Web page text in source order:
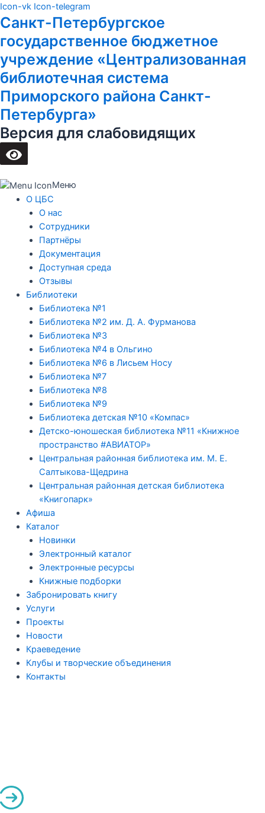
Перейти
к
Icon-vk Icon-telegram
Санкт-Петербургское
государственное бюджетное
учреждение «Централизованная
библиотечная система
Приморского района Санкт-
Петербурга»
Версия для слабовидящих
Меню
О ЦБС
О нас
Сотрудники
Партнёры
Документация
Доступная среда
Отзывы
Библиотеки
Библиотека №1
Библиотека №2 им. Д. А. Фурманова
Библиотека №3
Библиотека №4 в Ольгино
Библиотека №6 в Лисьем Носу
Библиотека №7
Библиотека №8
Библиотека №9
Библиотека детская №10 «Компас»
Детско-юношеская библиотека №11 «Книжное
пространство #АВИАТОР»
Центральная районная библиотека им. М. Е.
Салтыкова-Щедрина
Центральная районная детская библиотека
«Книгопарк»
Афиша
Каталог
Новинки
Электронный каталог
Электронные ресурсы
Книжные подборки
Забронировать книгу
Услуги
Проекты
Новости
Краеведение
Клубы и творческие объединения
Контакты
Main
Menu